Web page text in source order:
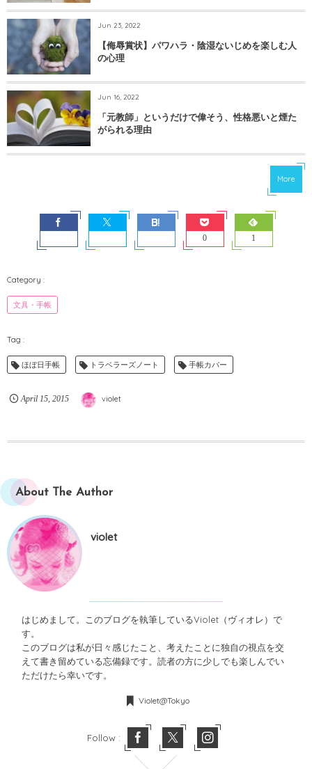
Jun 23, 2022
【侮辱賞状】パワハラ・陰湿ないじめを楽しむ人
の心理
Jun 16, 2022
「元教師」というだけで偉そう、性格悪いと煙た
がられる理由
More
0 1
文具・手帳
ほぼ日手帳 トラベラーズノート 手帳カバー
April 15, 2015 violet
About The Author
violet
はじめまして。このブログを執筆しているViolet（ヴィオレ）で
す。
このブログは私が日々感じたこと、考えたことに独自の視点を交
えて書き留めている忘備録です。読者の方に少しでも楽しんでい
ただけたら幸いです。
Violet@Tokyo
Follow :